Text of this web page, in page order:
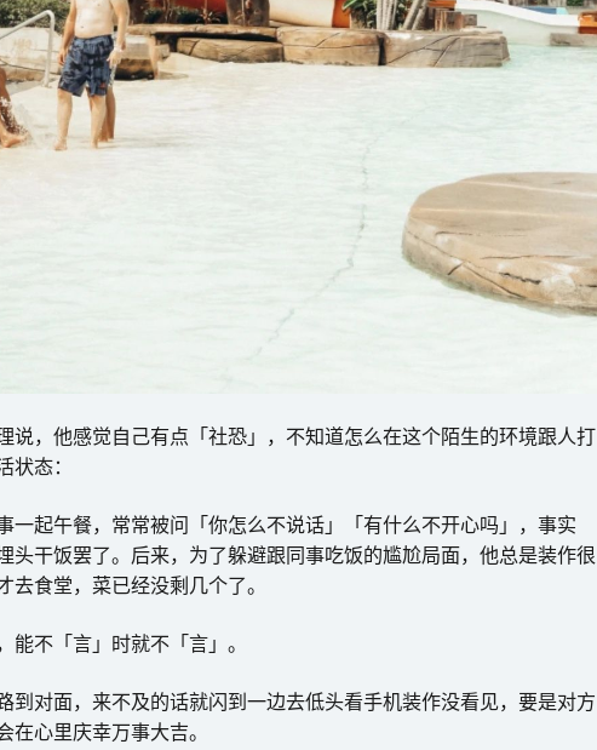
说，他感觉自己有点「社恐」，不知道怎么在这个陌生的环境跟人打
态：
一起午餐，常常被问「你怎么不说话」「有什么不开心吗」，事实
头干饭罢了。后来，为了躲避跟同事吃饭的尴尬局面，他总是装作很
食堂，菜已经没剩几个了。
不「言」时就不「言」。
到对面，来不及的话就闪到一边去低头看手机装作没看见，要是对方
心里庆幸万事大吉。